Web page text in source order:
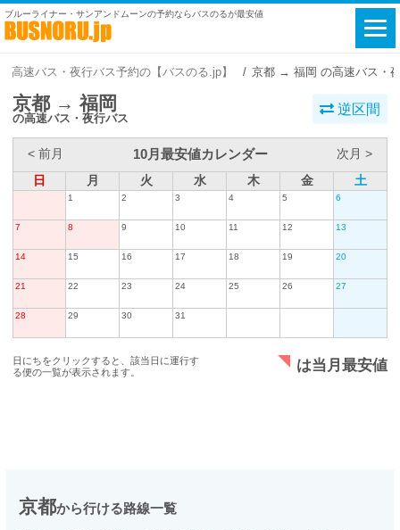
ブルーライナー・サンアンドムーンの予約ならバスのるが最安値
高速バス・夜行バス予約の【バスのる.jp】 京都 → 福岡 の高速バス・
京都 → 福岡
の高速バス・夜行バス
逆区間
< 前月 10月最安値カレンダー
次月 >
日
月 火 水 木 金 土
1 2 3 4 5 6
7 8 9 10 11 12 13
14 15 16 17 18 19 20
21 22 23 24 25 26 27
28 29 30 31
日にちをクリックすると、該当日に運行す
る便の一覧が表示されます。
は当月最安値
京都から行ける路線一覧